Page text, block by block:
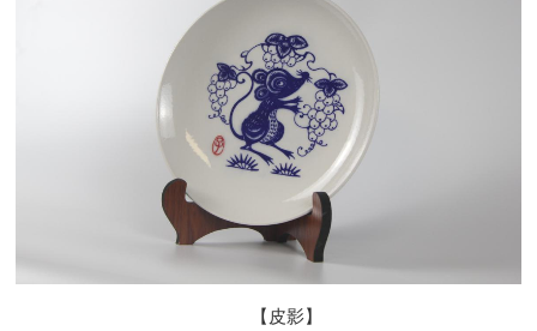
【皮影】